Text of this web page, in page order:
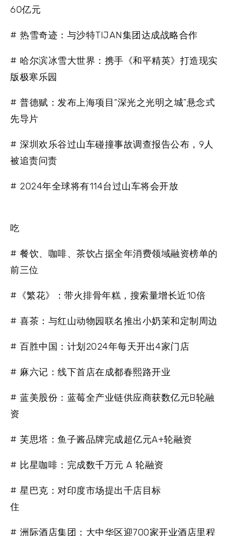
60亿元
# 热雪奇迹：与沙特TIJAN集团达成战略合作
# 哈尔滨冰雪大世界：携手《和平精英》打造现实
版极寒乐园
# 普德赋：发布上海项目“深光之光明之城”悬念式
先导片
# 深圳欢乐谷过山车碰撞事故调查报告公布，9人
被追责问责
# 2024年全球将有114台过山车将会开放
吃
# 餐饮、咖啡、茶饮占据全年消费领域融资榜单的
前三位
#《繁花》：带火排骨年糕，搜索量增长近10倍
# 喜茶：与红山动物园联名推出小奶茉和定制周边
# 百胜中国：计划2024年每天开出4家门店
# 麻六记：线下首店在成都春熙路开业
# 蓝美股份：蓝莓全产业链供应商获数亿元B轮融
资
# 芙思塔：鱼子酱品牌完成超亿元A+轮融资
# 比星咖啡：完成数千万元 A 轮融资
# 星巴克：对印度市场提出千店目标
住
# 洲际酒店集团：大中华区迎700家开业酒店里程